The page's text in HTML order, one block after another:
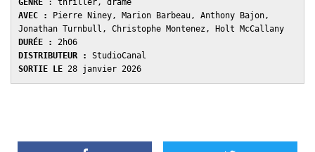
GENRE
: thriller, drame
AVEC :
Pierre Niney, Marion Barbeau, Anthony Bajon,
Jonathan Turnbull, Christophe Montenez, Holt McCallany
DURÉE : 2h06
DISTRIBUTEUR : StudioCanal
SORTIE LE 28 janvier 2026